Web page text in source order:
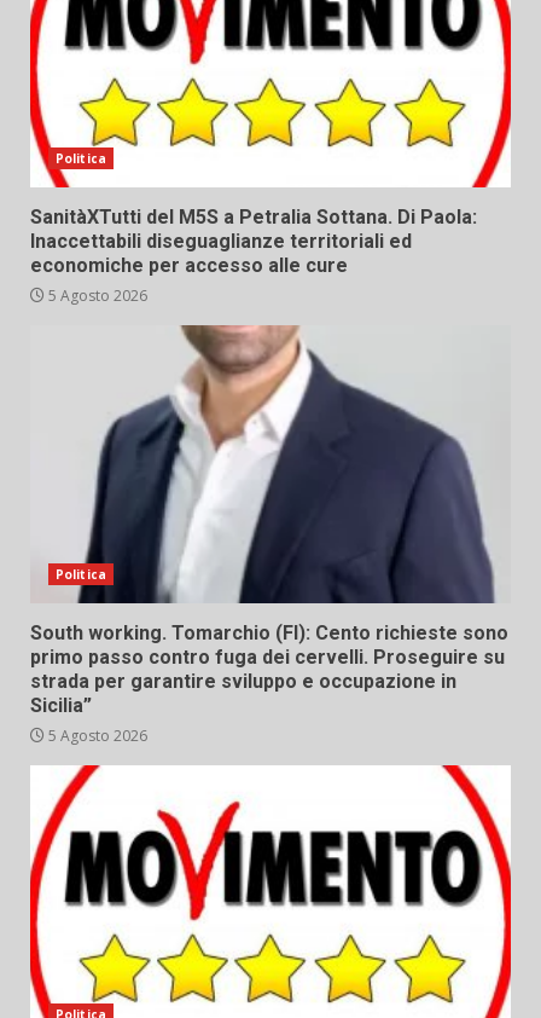
Politica
SanitàXTutti del M5S a Petralia Sottana. Di Paola:
Inaccettabili diseguaglianze territoriali ed
economiche per accesso alle cure
5 Agosto 2026
Politica
South working. Tomarchio (FI): Cento richieste sono
primo passo contro fuga dei cervelli. Proseguire su
strada per garantire sviluppo e occupazione in
Sicilia”
5 Agosto 2026